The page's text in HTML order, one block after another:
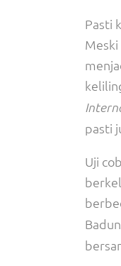
Pasti
pasti
Uji